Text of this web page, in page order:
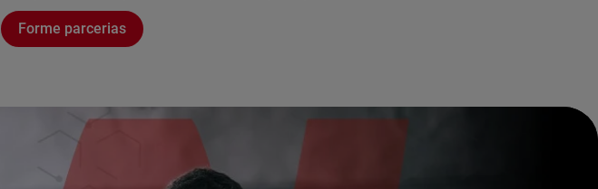
Forme parcerias